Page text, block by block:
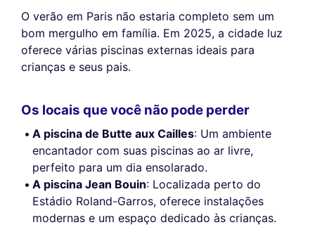
O verão em Paris não estaria completo sem um
bom mergulho em família. Em 2025, a cidade luz
oferece várias piscinas externas ideais para
crianças e seus pais.
Os locais que você não pode perder
A piscina de Butte aux Cailles: Um ambiente
encantador com suas piscinas ao ar livre,
perfeito para um dia ensolarado.
A piscina Jean Bouin: Localizada perto do
Estádio Roland-Garros, oferece instalações
modernas e um espaço dedicado às crianças.